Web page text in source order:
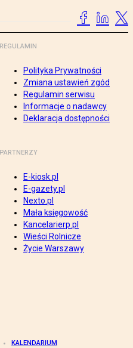
REGULAMIN
Polityka Prywatności
Zmiana ustawień zgód
Regulamin serwisu
Informacje o nadawcy
Deklaracja dostępności
PARTNERZY
E-kiosk.pl
E-gazety.pl
Nexto.pl
Mała księgowość
Kancelarierp.pl
Wieści Rolnicze
Życie Warszawy
KALENDARIUM